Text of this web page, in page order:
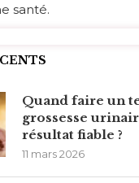
santé.
Quand faire un
grossesse
résultat fiable ?
11 mars 2026